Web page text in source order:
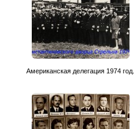
Американская делегация 1974 год.